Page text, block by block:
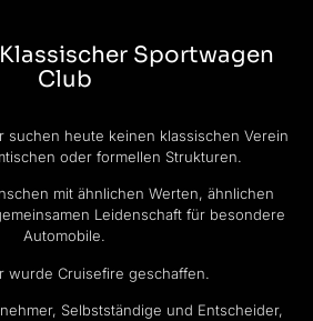
Sportwagen
Club
suchen heute keinen klassischen Verein
oder formellen Strukturen.
mit ähnlichen Werten, ähnlichen
Leidenschaft für besondere
Automobile.
wurde Cruisefire geschaffen.
Selbstständige und Entscheider,